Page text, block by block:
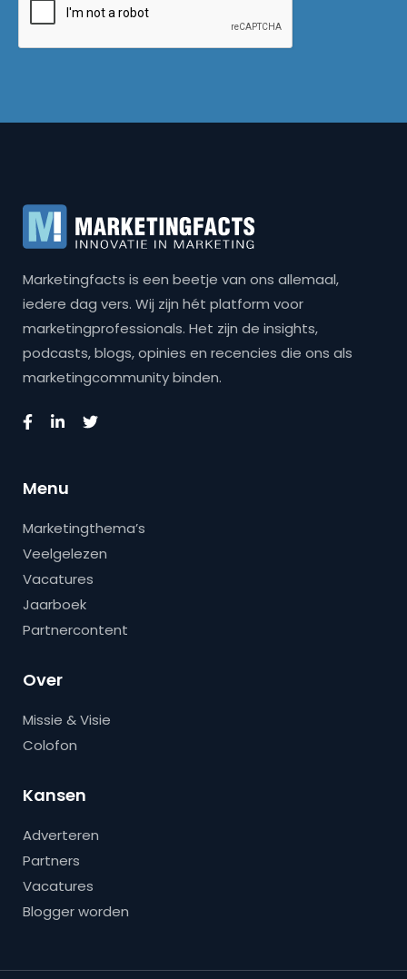
Marketingfacts is een beetje van ons allemaal,
iedere dag vers. Wij zijn hét platform voor
marketingprofessionals. Het zijn de insights,
podcasts, blogs, opinies en recencies die ons als
marketingcommunity binden.
Menu
Marketingthema’s
Veelgelezen
Vacatures
Jaarboek
Partnercontent
Over
Missie & Visie
Colofon
Kansen
Adverteren
Partners
Vacatures
Blogger worden